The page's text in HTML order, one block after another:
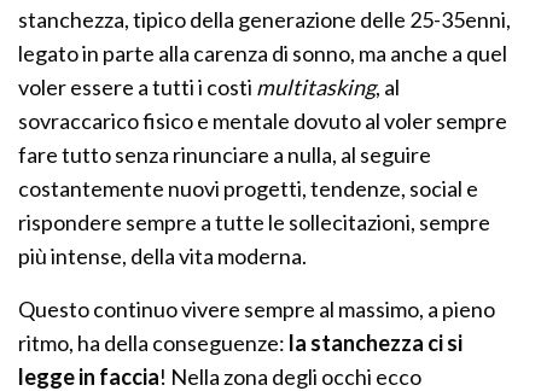
stanchezza, tipico della generazione delle 25-35enni,
legato in parte alla carenza di sonno, ma anche a quel
voler essere a tutti i costi multitasking, al
sovraccarico fisico e mentale dovuto al voler sempre
fare tutto senza rinunciare a nulla, al seguire
costantemente nuovi progetti, tendenze, social e
rispondere sempre a tutte le sollecitazioni, sempre
più intense, della vita moderna.
Questo continuo vivere sempre al massimo, a pieno
ritmo, ha della conseguenze: la stanchezza ci si
legge in faccia! Nella zona degli occhi ecco